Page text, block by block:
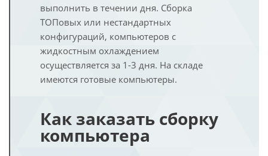
выполнить в течении дня. Сборка
ТОПовых или нестандартных
конфигураций, компьютеров с
жидкостным охлаждением
осуществляется за 1-3 дня. На складе
имеются готовые компьютеры.
Как заказать сборку
компьютера